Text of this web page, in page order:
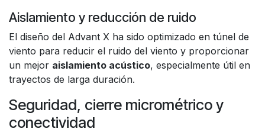
Aislamiento y reducción de ruido
El diseño del Advant X ha sido optimizado en túnel de
viento para reducir el ruido del viento y proporcionar
un mejor aislamiento acústico, especialmente útil en
trayectos de larga duración.
Seguridad, cierre micrométrico y
conectividad